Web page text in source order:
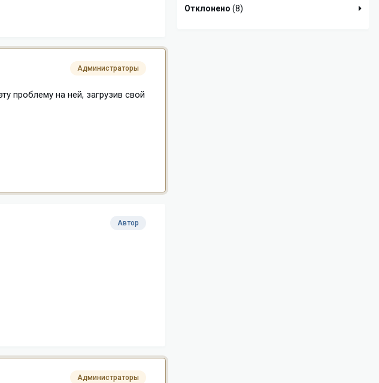
Администраторы
проблему на ней, загрузив свой
Автор
Администраторы
Отклонено (8)